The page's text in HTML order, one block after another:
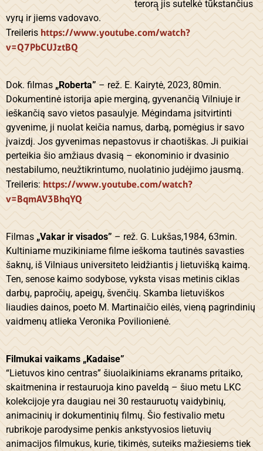
terorą̨ jis sutelkė̇ tūkstančius
vyrų ir jiems vadovavo.
Treileris https://www.youtube.com/watch?
v=Q7PbCUJztBQ
Dok. filmas „Roberta”– rež. E. Kairytė, 2023, 80min.
Dokumentinė istorija apie merginą, gyvenančią Vilniuje ir
ieškančią savo vietos pasaulyje. Mėgindama įsitvirtinti
gyvenime, ji nuolat keičia namus, darbą, pomėgius ir savo
įvaizdį. Jos gyvenimas nepastovus ir chaotiškas. Ji puikiai
perteikia šio amžiaus dvasią – ekonominio ir dvasinio
nestabilumo, neužtikrintumo, nuolatinio judėjimo jausmą.
Treileris: https://www.youtube.com/watch?
v=BqmAV3BhqYQ
Filmas „Vakar ir visados” – rež. G. Lukšas,1984, 63min.
Kultiniame muzikiniame filme ieškoma tautinės savasties
šaknų, iš Vilniaus universiteto leidžiantis į lietuvišką kaimą.
Ten, senose kaimo sodybose, vyksta visas metinis ciklas
darbų, papročių, apeigų, švenčių. Skamba lietuviškos
liaudies dainos, poeto M. Martinaičio eilės, vieną pagrindinių
vaidmenų atlieka Veronika Povilionienė.
Filmukai vaikams „Kadaise”
“Lietuvos kino centras” šiuolaikiniams ekranams pritaiko,
skaitmenina ir restauruoja kino paveldą – šiuo metu LKC
kolekcijoje yra daugiau nei 30 restauruotų vaidybinių,
animacinių ir dokumentinių filmų. Šio festivalio metu
rubrikoje parodysime penkis ankstyvosios lietuvių
animacijos filmukus, kurie, tikimės, suteiks mažiesiems tiek